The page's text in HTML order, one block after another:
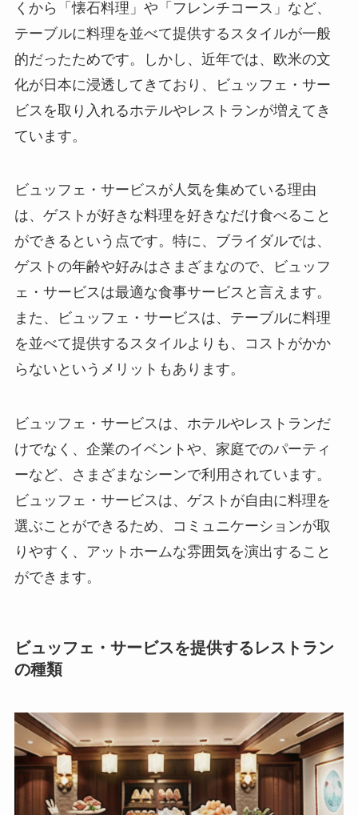
くから「懐石料理」や「フレンチコース」など、
テーブルに料理を並べて提供するスタイルが一般
的だったためです。しかし、近年では、欧米の文
化が日本に浸透してきており、ビュッフェ・サー
ビスを取り入れるホテルやレストランが増えてき
ています。
ビュッフェ・サービスが人気を集めている理由
は、ゲストが好きな料理を好きなだけ食べること
ができるという点です。特に、ブライダルでは、
ゲストの年齢や好みはさまざまなので、ビュッフ
ェ・サービスは最適な食事サービスと言えます。
また、ビュッフェ・サービスは、テーブルに料理
を並べて提供するスタイルよりも、コストがかか
らないというメリットもあります。
ビュッフェ・サービスは、ホテルやレストランだ
けでなく、企業のイベントや、家庭でのパーティ
ーなど、さまざまなシーンで利用されています。
ビュッフェ・サービスは、ゲストが自由に料理を
選ぶことができるため、コミュニケーションが取
りやすく、アットホームな雰囲気を演出すること
ができます。
ビュッフェ・サービスを提供するレストラン
の種類